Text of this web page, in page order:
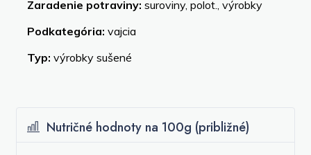
Zaradenie potraviny: suroviny, polot., výrobky
Podkategória: vajcia
Typ: výrobky sušené
Nutričné hodnoty na 100g (približné)